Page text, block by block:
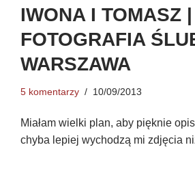
IWONA I TOMASZ |
FOTOGRAFIA
WARSZAWA
5 komentarzy 10/09/2013
Miałam wielki plan, aby pięknie
chyba lepiej wychodzą mi zdjęcia